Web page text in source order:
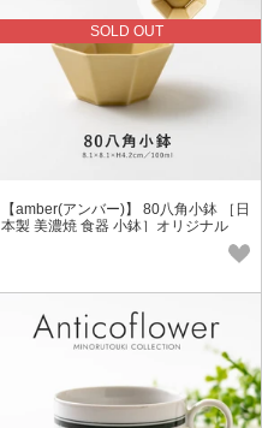
SOLD OUT
【amber(アンバー)】 80八角小鉢 ［日
本製 美濃焼 食器 小鉢］オリジナル